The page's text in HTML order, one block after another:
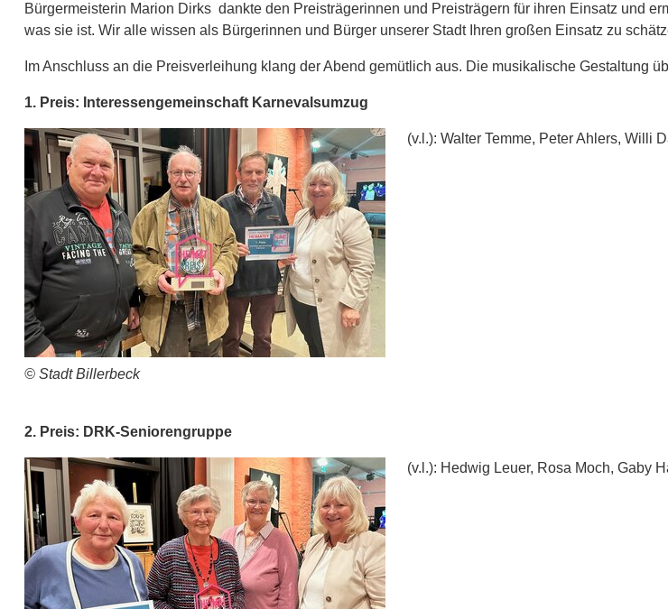
Bürgermeisterin Marion Dirks dankte den Preisträgerinnen und Preisträgern für ihren Einsatz und
was sie ist. Wir alle wissen als Bürgerinnen und Bürger unserer Stadt Ihren großen Einsatz zu
Im Anschluss an die Preisverleihung klang der Abend gemütlich aus. Die musikalische Gestaltung
1. Preis: Interessengemeinschaft Karnevalsumzug
© Stadt Billerbeck
(v.l.): Walter Temme, Peter Ahlers, Willi
2. Preis: DRK-Seniorengruppe
(v.l.): Hedwig Leuer, Rosa Moch, Gaby